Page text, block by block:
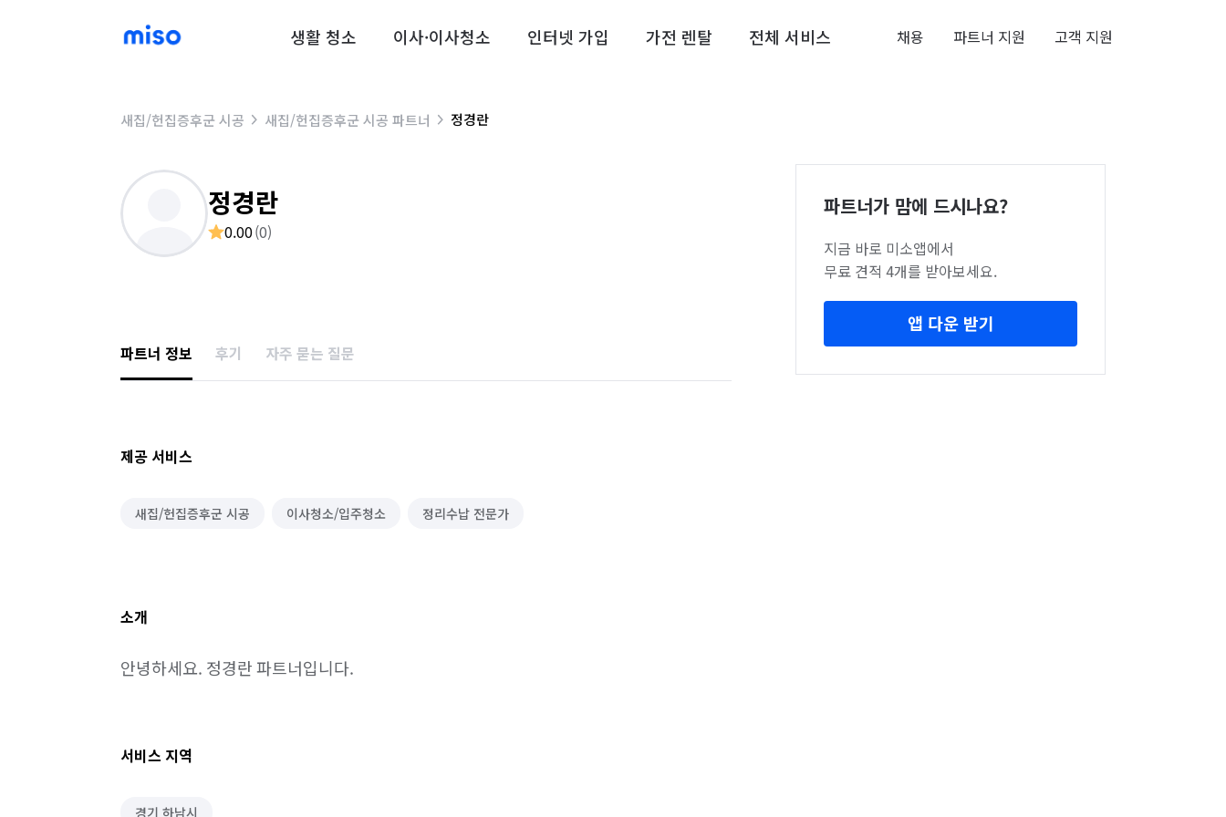
생활 청소 이사·이사청소 인터넷 가입 가전 렌탈 전체 서비스 채용 파트너 지원 고객 지원
새집/헌집증후군 시공 새집/헌집증후군 시공 파트너 정경란
정경란
0.00(0)
파트너 정보 후기 자주 묻는 질문
제공 서비스
새집/헌집증후군 시공 이사청소/입주청소 정리수납 전문가
소개
안녕하세요. 정경란 파트너입니다.
서비스 지역
경기 하남시
파트너가 맘에 드시나요?
지금 바로 미소앱에서
무료 견적 4개를 받아보세요.
앱 다운 받기